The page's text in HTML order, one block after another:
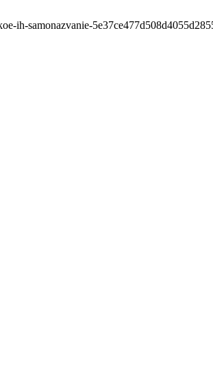
ih-samonazvanie-